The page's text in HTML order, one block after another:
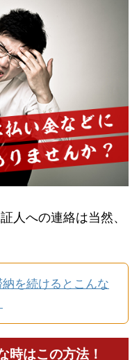
人への連絡は当然、
を続けるとこんな
時はこの方法！